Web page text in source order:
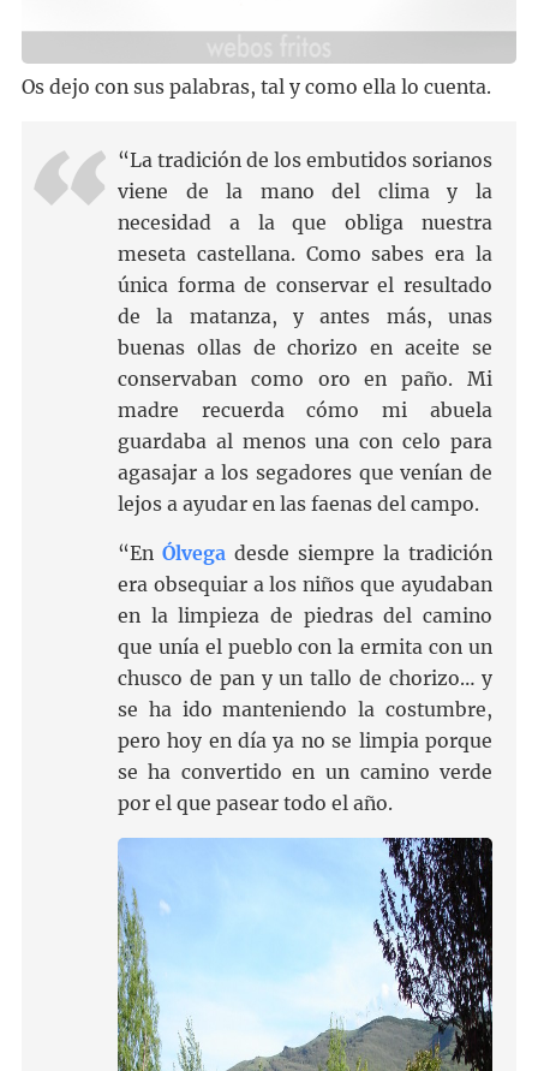
Os dejo con sus palabras, tal y como ella lo cuenta.
“La tradición de los embutidos sorianos
viene de la mano del clima y la
necesidad a la que obliga nuestra
meseta castellana. Como sabes era la
única forma de conservar el resultado
de la matanza, y antes más, unas
buenas ollas de chorizo en aceite se
conservaban como oro en paño. Mi
madre recuerda cómo mi abuela
guardaba al menos una con celo para
agasajar a los segadores que venían de
lejos a ayudar en las faenas del campo.
“En Ólvegadesde siempre la tradición
era obsequiar a los niños que ayudaban
en la limpieza de piedras del camino
que unía el pueblo con la ermita con un
chusco de pan y un tallo de chorizo… y
se ha ido manteniendo la costumbre,
pero hoy en día ya no se limpia porque
se ha convertido en un camino verde
por el que pasear todo el año.